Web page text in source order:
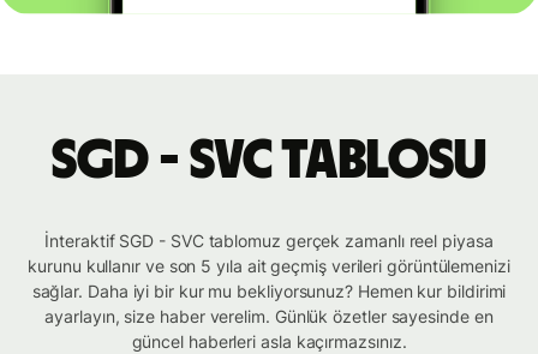
SGD - SVC tablosu
İnteraktif SGD - SVC tablomuz gerçek zamanlı reel piyasa
kurunu kullanır ve son 5 yıla ait geçmiş verileri görüntülemenizi
sağlar. Daha iyi bir kur mu bekliyorsunuz? Hemen kur bildirimi
ayarlayın, size haber verelim. Günlük özetler sayesinde en
güncel haberleri asla kaçırmazsınız.